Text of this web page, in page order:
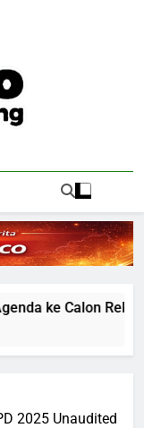
ke Calon Rektor
2025 Unaudited